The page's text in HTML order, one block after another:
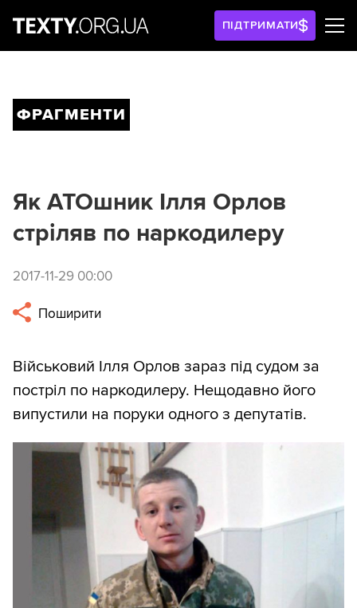
ПІДТРИМАТИ
ФРАГМЕНТИ
Як АТОшник Ілля Орлов
стріляв по наркодилеру
2017-11-29 00:00
Поширити
Військовий Ілля Орлов зараз під судом за
постріл по наркодилеру. Нещодавно його
випустили на поруки одного з депутатів.